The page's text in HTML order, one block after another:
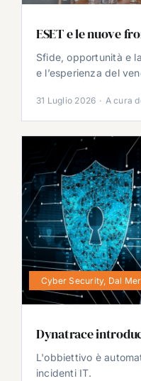
ESET e le nuove
Sfide, opportunità e
e l’esperienza del
31 Luglio 2026 · A cura
Cyber Security, Dal
Dynatrace
L'obbiettivo è
incidenti IT.